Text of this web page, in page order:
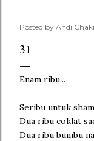
Posted by Andi
31
Enam ribu...
Seribu untuk
Dua ribu coklat
Dua ribu bumbu